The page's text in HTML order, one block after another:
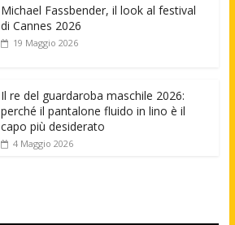
Michael Fassbender, il look al festival
di Cannes 2026
19 Maggio 2026
Il re del guardaroba maschile 2026:
perché il pantalone fluido in lino è il
capo più desiderato
4 Maggio 2026